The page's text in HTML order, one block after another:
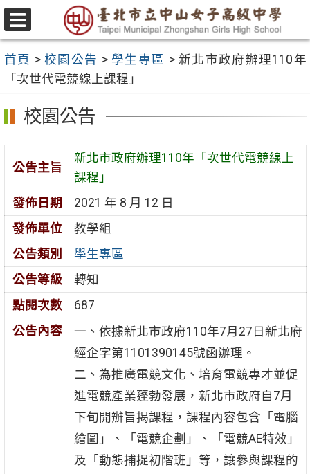
跳
至
要
容
區
選
單
首頁 > 校園公告 > 學生專區 > 新北市政府辦理110年
「次世代電競線上課程」
校園公告
公告主旨
新北市政府辦理110年「次世代電競線上
課程」
發佈日期
2021 年 8 月 12 日
發佈單位
教學組
公告類別
學生專區
公告等級
轉知
點閱次數
687
公告內容
一、依據新北市政府110年7月27日新北府
經企字第1101390145號函辦理。
二、為推廣電競文化、培育電競專才並促
進電競產業蓬勃發展，新北市政府自7月
下旬開辦旨揭課程，課程內容包含「電腦
繪圖」、「電競企劃」、「電競AE特效」
及「動態捕捉初階班」等，讓參與課程的